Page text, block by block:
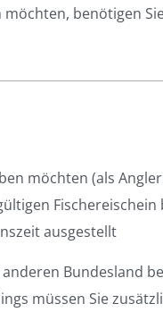
benötigen
möchten (als
ausgestellt
Bundesland
müssen Sie